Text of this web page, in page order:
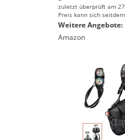
zuletzt überprüft am
Preis kann sich
Weitere Angebote:
Amazon